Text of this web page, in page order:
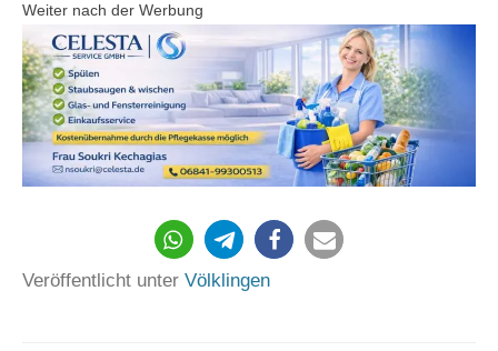
Weiter nach der Werbung
Veröffentlicht unter Völklingen